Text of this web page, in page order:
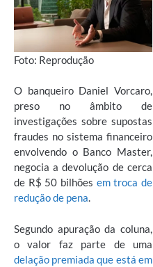
Foto: Reprodução
O banqueiro Daniel Vorcaro,
preso no âmbito de
investigações sobre supostas
fraudes no sistema financeiro
envolvendo o Banco Master,
negocia a devolução de cerca
de R$ 50 bilhões em troca de
redução de pena.
Segundo apuração da coluna,
o valor faz parte de uma
delação premiada que está em